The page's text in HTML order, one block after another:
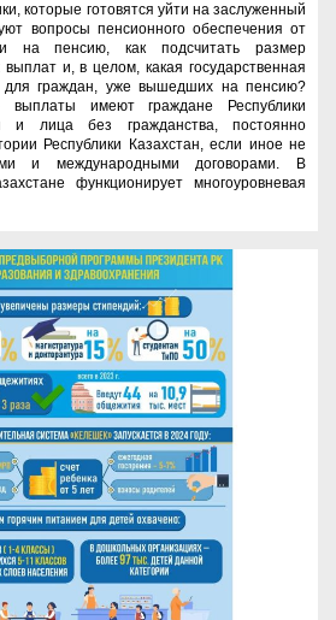
которые готовятся уйти на заслуженный
вопросы пенсионного обеспечения от
на пенсию, как подсчитать размер
и, в целом, какая государственная
для граждан, уже вышедших на пенсию?
имеют граждане Республики
и лица без гражданства, постоянно
Республики Казахстан, если иное не
и международными договорами. В
функционирует многоуровневая